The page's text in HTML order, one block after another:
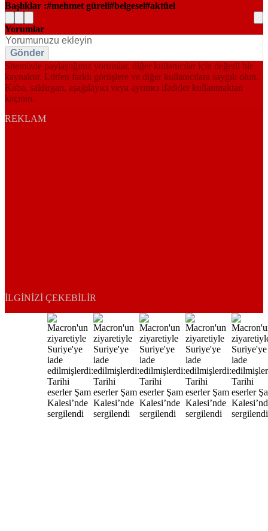
Başlıklar : mehmet güreli belgesel aktüel
Yorumlar
Gönder
Sitemizde paylaştığınız yorumlar, diğer kullanıcılar için değerli bir
kaynaktır. Lütfen farklı görüşlere ve diğer kullanıcılara saygılı olun.
Kaba, saldırgan, aşağılayıcı veya ayrımcı ifadeler kullanmaktan
kaçının.
REKLAM
İLGINIZI ÇEKEBILIR